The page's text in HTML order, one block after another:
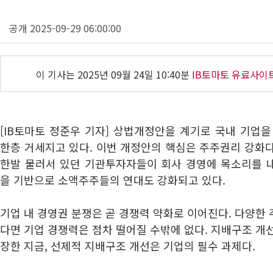
공개 2025-09-29 06:00:00
이 기사는 2025년 09월 24일 10:40분 IB토마토 유료사이
[IB토마토 정준우 기자] 상법개정안을 계기로 국내 기업
한층 거세지고 있다. 이번 개정안의 핵심은 주주권리 강화
한발 물러서 있던 기관투자자들이 회사 경영에 목소리를
을 기반으로 소액주주들의 연대도 강화되고 있다.
기업 내 경영권 분쟁은 곧 경쟁력 약화로 이어진다. 다양한
다면 기업 경쟁력은 점차 떨어질 수밖에 없다. 지배구조 개
장한 지금, 선제적 지배구조 개선은 기업의 필수 과제다.